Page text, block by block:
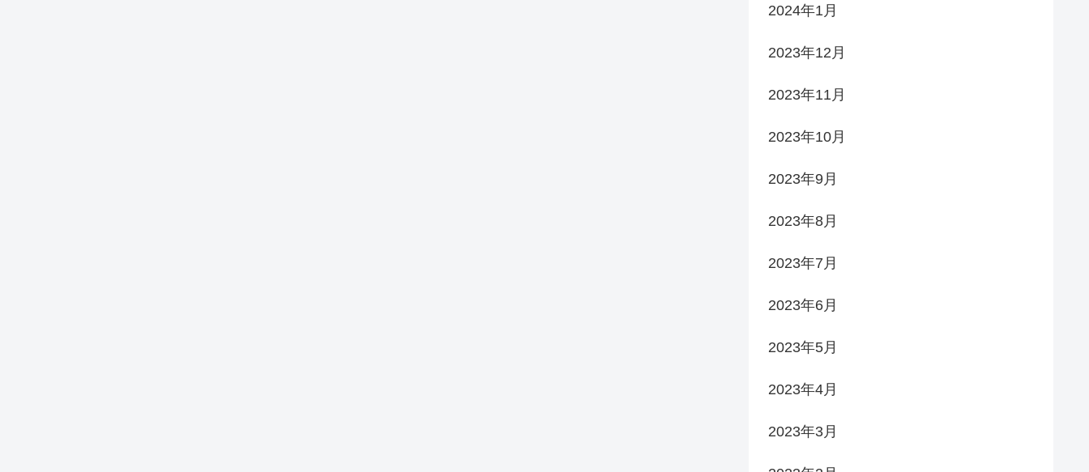
2024年1月
2023年12月
2023年11月
2023年10月
2023年9月
2023年8月
2023年7月
2023年6月
2023年5月
2023年4月
2023年3月